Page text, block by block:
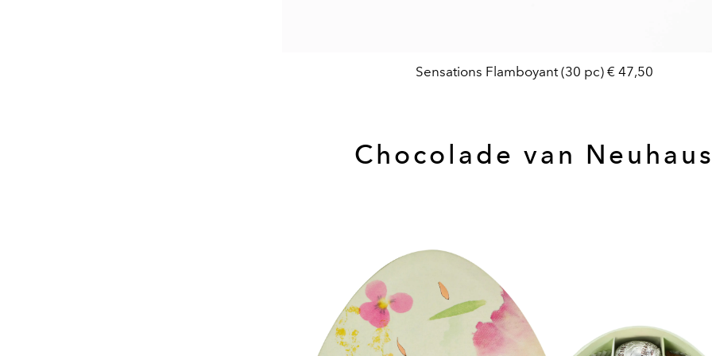
Sensations Flamboyant (30 pc) € 47,50
Chocolade van